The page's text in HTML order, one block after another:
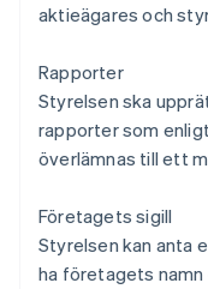
aktieägares och
Rapporter
Styrelsen ska
rapporter som
överlämnas till ett
Företagets sigill
Styrelsen kan anta
ha företagets